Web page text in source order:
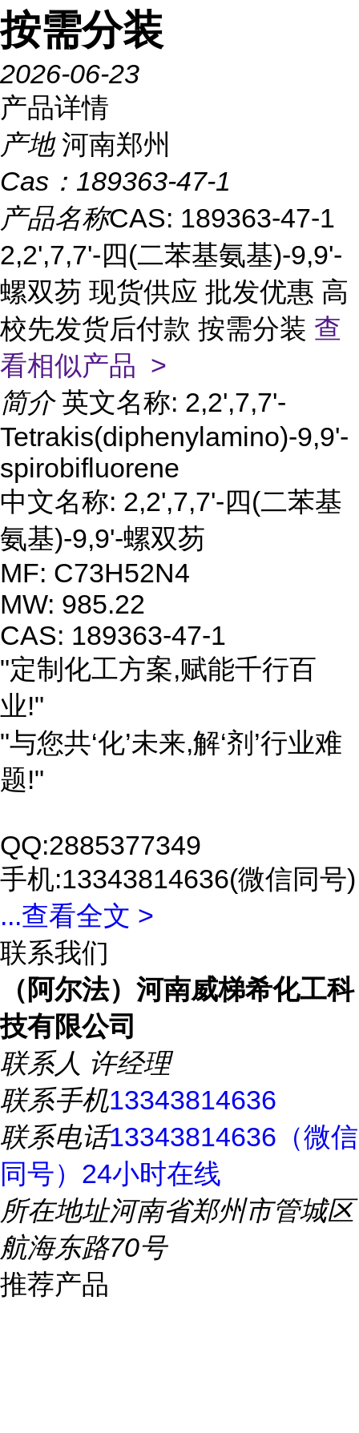
按需分装
2026-06-23
产品详情
产地 河南郑州
Cas： 189363-47-1
产品名称CAS: 189363-47-1
2,2',7,7'-四(二苯基氨基)-9,9'-
螺双芴 现货供应 批发优惠 高
校先发货后付款 按需分装 查
看相似产品 >
简介 英文名称: 2,2',7,7'-
Tetrakis(diphenylamino)-9,9'-
spirobifluorene
中文名称: 2,2',7,7'-四(二苯基
氨基)-9,9'-螺双芴
MF: C73H52N4
MW: 985.22
CAS: 189363-47-1
"定制化工方案,赋能千行百
业!"
"与您共‘化’未来,解‘剂’行业难
题!"
QQ:2885377349
手机:13343814636(微信同号)
...查看全文 >
联系我们
（阿尔法）河南威梯希化工科
技有限公司
联系人 许经理
联系手机13343814636
联系电话13343814636（微信
同号）24小时在线
所在地址河南省郑州市管城区
航海东路70号
推荐产品